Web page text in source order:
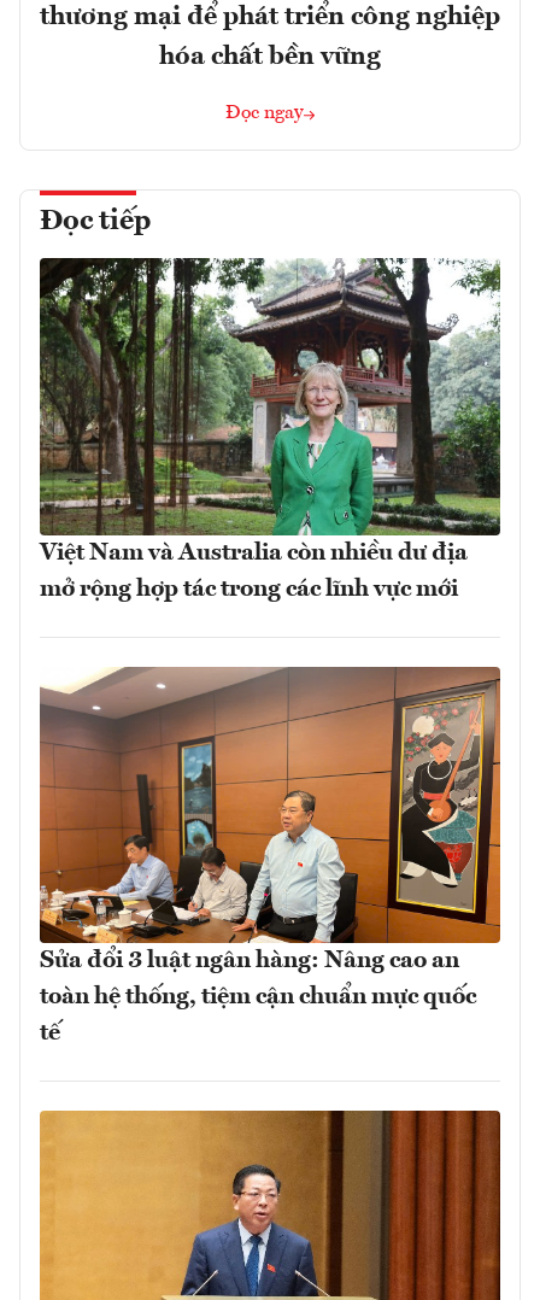
thương mại để phát triển công nghiệp
hóa chất bền vững
Đọc ngay
Đọc tiếp
Việt Nam và Australia còn nhiều dư địa
mở rộng hợp tác trong các lĩnh vực mới
Sửa đổi 3 luật ngân hàng: Nâng cao an
toàn hệ thống, tiệm cận chuẩn mực quốc
tế